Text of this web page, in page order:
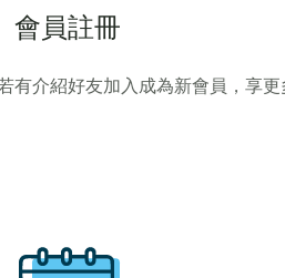
會員註冊
有介紹好友加入成為新會員，享更